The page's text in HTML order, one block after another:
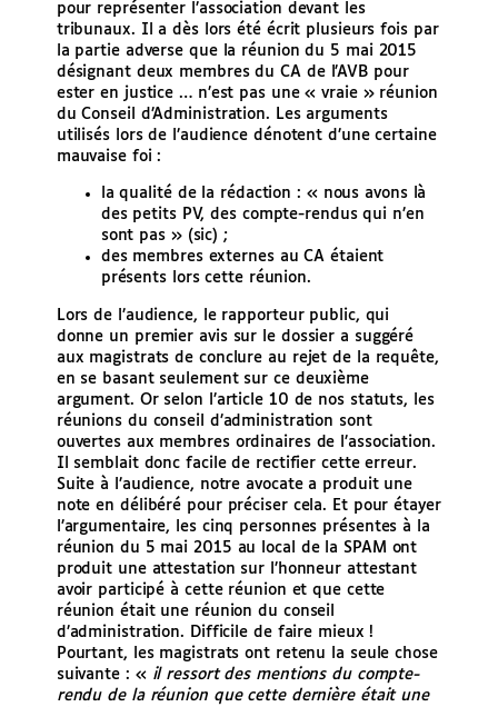
pour représenter l’association devant les
tribunaux. Il a dès lors été écrit plusieurs fois par
la partie adverse que la réunion du 5 mai 2015
désignant deux membres du CA de l’AVB pour
ester en justice … n’est pas une « vraie » réunion
du Conseil d’Administration. Les arguments
utilisés lors de l’audience dénotent d’une certaine
mauvaise foi :
la qualité de la rédaction : « nous avons là
des petits PV, des compte-rendus qui n’en
sont pas » (sic) ;
des membres externes au CA étaient
présents lors cette réunion.
Lors de l’audience, le rapporteur public, qui
donne un premier avis sur le dossier a suggéré
aux magistrats de conclure au rejet de la requête,
en se basant seulement sur ce deuxième
argument. Or selon l’article 10 de nos statuts, les
réunions du conseil d’administration sont
ouvertes aux membres ordinaires de l’association.
Il semblait donc facile de rectifier cette erreur.
Suite à l’audience, notre avocate a produit une
note en délibéré pour préciser cela. Et pour étayer
l’argumentaire, les cinq personnes présentes à la
réunion du 5 mai 2015 au local de la SPAM ont
produit une attestation sur l’honneur attestant
avoir participé à cette réunion et que cette
réunion était une réunion du conseil
d’administration. Difficile de faire mieux !
Pourtant, les magistrats ont retenu la seule chose
suivante : « il ressort des mentions du compte-
rendu de la réunion que cette dernière était une